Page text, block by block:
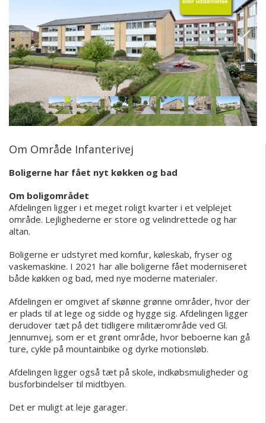
Om Område Infanterivej
Boligerne har fået nyt køkken og bad
Om boligområdet
Afdelingen ligger i et meget roligt kvarter i et velplejet
område. Lejlighederne er store og velindrettede og har
altan.
Boligerne er udstyret med komfur, køleskab, fryser og
vaskemaskine. I 2021 har alle boligerne fået moderniseret
både køkken og bad, med nye moderne materialer.
Afdelingen er omgivet af skønne grønne områder, hvor der
er plads til at lege og sidde og hygge sig. Afdelingen ligger
derudover tæt på det tidligere militærområde ved Gl.
Jennumvej, som er et grønt område, hvor beboerne kan gå
ture, cykle på mountainbike og dyrke motionsløb.
Afdelingen ligger også tæt på skole, indkøbsmuligheder og
busforbindelser til midtbyen.
Det er muligt at leje garager.